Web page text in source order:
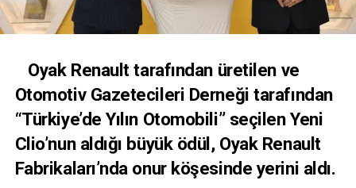
Oyak Renault tarafından üretilen ve
Otomotiv Gazetecileri Derneği tarafından
“Türkiye’de Yılın Otomobili” seçilen Yeni
Clio’nun aldığı büyük ödül, Oyak Renault
Fabrikaları’nda onur köşesinde yerini aldı.